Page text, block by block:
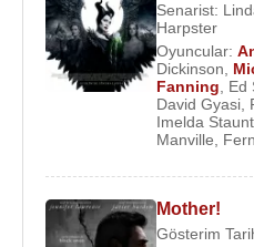
1990 - New York Film
Fabulous Baker Boys
1990 - National Board of
Fabulous Baker Boys
1990 - National Society
The Fabulous Baker Boys
1990 - Golden Globe -
Baker Boys
1993 - Berlin Film
Senarist:
Harpster
Oyuncular:
Dickinson
Fanning
Ed
David Gyasi
Imelda
Manville
Mother!
Gösterim